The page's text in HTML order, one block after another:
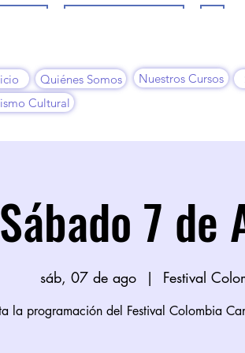
Quiénes Somos Nuestros Cursos
Cultural
Sábado 7 de
sáb, 07 de ago
  |
Festival
la programación del Festival Colombia